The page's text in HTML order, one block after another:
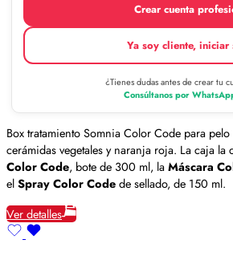
Crear cuenta
Ya soy cliente, iniciar
¿Tienes dudas antes de crear tu
Consúltanos por
Box tratamiento Somnia Color Code para
cerámidas vegetales y naranja roja. La caja la
Color Code, bote de 300 ml, laMáscara
elSpray Color Codede sellado, de 150 ml.
Ver detalles